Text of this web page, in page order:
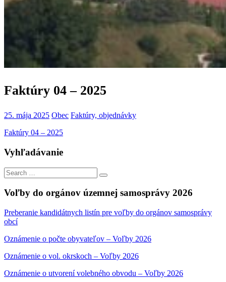
Faktúry 04 – 2025
25. mája 2025 Obec Faktúry, objednávky
Faktúry 04 – 2025
Vyhľadávanie
Search
for:
Search
Voľby do orgánov územnej samosprávy 2026
Preberanie kandidátnych listín pre voľby do orgánov samosprávy
obcí
Oznámenie o počte obyvateľov – Voľby 2026
Oznámenie o vol. okrskoch – Voľby 2026
Oznámenie o utvorení volebného obvodu – Voľby 2026